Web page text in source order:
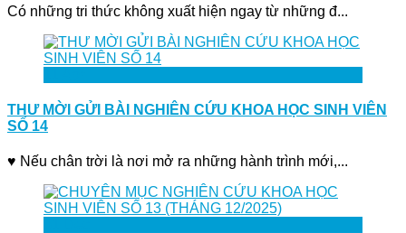
Có những tri thức không xuất hiện ngay từ những đ...
THƯ MỜI GỬI BÀI NGHIÊN CỨU KHOA HỌC SINH VIÊN
SỐ 14
♥ Nếu chân trời là nơi mở ra những hành trình mới,...